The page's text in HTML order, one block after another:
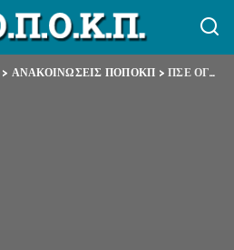
> ΑΝΑΚΟΙΝΩΣΕΙΣ ΠΟΠΟΚΠ >ΠΣΕ ΟΓΑ – ΑΠΕΡΓΙΑ 16 ΙΟΥΝΗ 2021